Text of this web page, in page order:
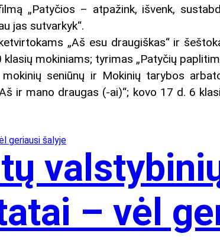
„Patyčios – atpažink, išvenk,
jas sutvarkyk“.
„Aš esu draugiškas“ ir
mokiniams; tyrimas „Patyčių
seniūnų ir Mokinių tarybos
ir mano draugas (-ai)“; kovo 17 d. 6
– vėl